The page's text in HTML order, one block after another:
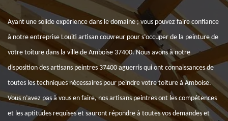
Ayant une solide expérience dans le domaine ; vous pouvez faire confiance
à notre entreprise Louiti artisan couvreur pour s’occuper de la peinture de
votre toiture dans la ville de Amboise 37400. Nous avons à notre
disposition des artisans peintres 37400 aguerris qui ont connaissances de
toutes les techniques nécessaires pour peindre votre toiture à Amboise.
Vous n’avez pas à vous en faire, nos artisans peintres ont les compétences
et les aptitudes requises et sauront répondre à toutes vos demandes et